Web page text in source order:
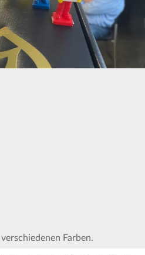
Farben.